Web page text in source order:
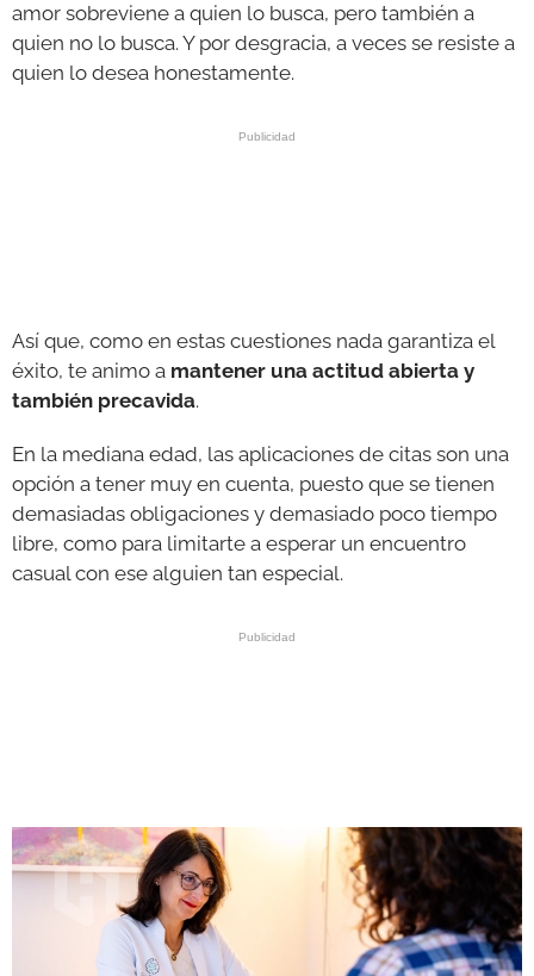
amor sobreviene a quien lo busca, pero también a
quien no lo busca. Y por desgracia, a veces se resiste a
quien lo desea honestamente.
Así que, como en estas cuestiones nada garantiza el
éxito, te animo a mantener una actitud abierta y
también precavida.
En la mediana edad, las aplicaciones de citas son una
opción a tener muy en cuenta, puesto que se tienen
demasiadas obligaciones y demasiado poco tiempo
libre, como para limitarte a esperar un encuentro
casual con ese alguien tan especial.